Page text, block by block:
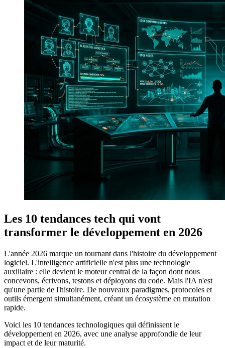
Les 10 tendances tech qui vont
transformer le développement en 2026
L'année 2026 marque un tournant dans l'histoire du développement
logiciel. L'intelligence artificielle n'est plus une technologie
auxiliaire : elle devient le moteur central de la façon dont nous
concevons, écrivons, testons et déployons du code. Mais l'IA n'est
qu'une partie de l'histoire. De nouveaux paradigmes, protocoles et
outils émergent simultanément, créant un écosystème en mutation
rapide.
Voici les 10 tendances technologiques qui définissent le
développement en 2026, avec une analyse approfondie de leur
impact et de leur maturité.